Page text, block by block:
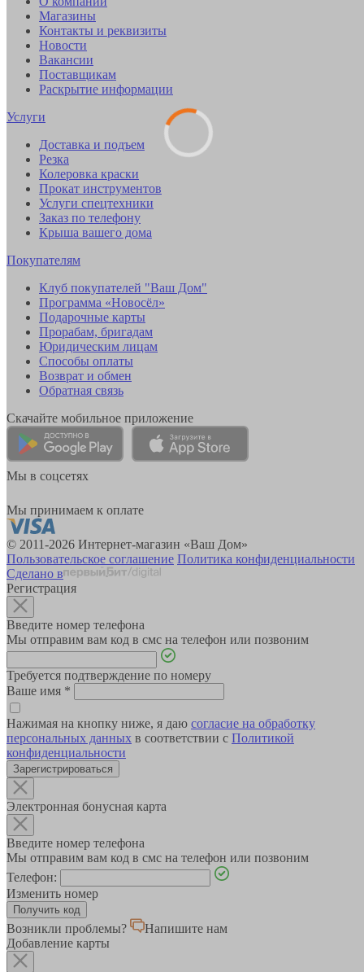
Магазины
Контакты и реквизиты
Новости
Вакансии
Поставщикам
Раскрытие информации
Услуги
Доставка и подъем
Резка
Колеровка краски
Прокат инструментов
Услуги спецтехники
Заказ по телефону
Крыша вашего дома
Покупателям
Клуб покупателей "Ваш Дом"
Программа «Новосёл»
Подарочные карты
Прорабам, бригадам
Юридическим лицам
Способы оплаты
Возврат и обмен
Обратная связь
Скачайте мобильное приложение
Мы в соцсетях
Мы принимаем к оплате
© 2011-2026 Интернет-магазин «Ваш Дом»
Пользовательское соглашение Политика конфиденциальности
Сделано в
Регистрация
Введите номер телефона
Мы отправим вам код в смс на телефон или позвоним
Требуется подтверждение по номеру
Ваше имя *
Нажимая на кнопку ниже, я даю согласие на обработку
персональных данных в соответствии с Политикой
конфиденциальности
Зарегистрироваться
Электронная бонусная карта
Введите номер телефона
Мы отправим вам код в смс на телефон или позвоним
Телефон:
Изменить номер
Возникли проблемы?
Напишите нам
Добавление карты